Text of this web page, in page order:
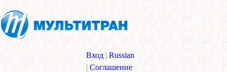
Вход | Russian
| Соглашение